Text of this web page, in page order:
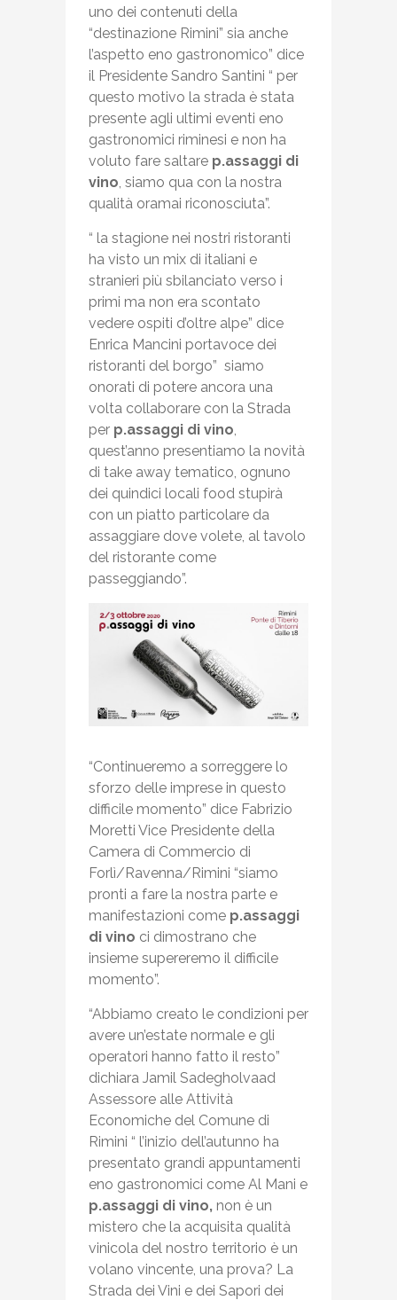
uno dei contenuti della
“destinazione Rimini” sia anche
l’aspetto eno gastronomico” dice
il Presidente Sandro Santini “ per
questo motivo la strada è stata
presente agli ultimi eventi eno
gastronomici riminesi e non ha
voluto fare saltare p.assaggi di
vino, siamo qua con la nostra
qualità oramai riconosciuta”.
“ la stagione nei nostri ristoranti
ha visto un mix di italiani e
stranieri più sbilanciato verso i
primi ma non era scontato
vedere ospiti d’oltre alpe” dice
Enrica Mancini portavoce dei
ristoranti del borgo” siamo
onorati di potere ancora una
volta collaborare con la Strada
per p.assaggi di vino,
quest’anno presentiamo la novità
di take away tematico, ognuno
dei quindici locali food stupirà
con un piatto particolare da
assaggiare dove volete, al tavolo
del ristorante come
passeggiando”.
“Continueremo a sorreggere lo
sforzo delle imprese in questo
difficile momento” dice Fabrizio
Moretti Vice Presidente della
Camera di Commercio di
Forlì/Ravenna/Rimini “siamo
pronti a fare la nostra parte e
manifestazioni come p.assaggi
di vino ci dimostrano che
insieme supereremo il difficile
momento”.
“Abbiamo creato le condizioni per
avere un’estate normale e gli
operatori hanno fatto il resto”
dichiara Jamil Sadegholvaad
Assessore alle Attività
Economiche del Comune di
Rimini “ l’inizio dell’autunno ha
presentato grandi appuntamenti
eno gastronomici come Al Mani e
p.assaggi di vino, non è un
mistero che la acquisita qualità
vinicola del nostro territorio è un
volano vincente, una prova? La
Strada dei Vini e dei Sapori dei